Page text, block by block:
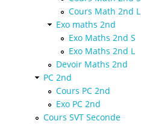
Cours Math 2nd L
Exo maths 2nd
Exo Maths 2nd S
Exo Maths 2nd L
Devoir Maths 2nd
PC 2nd
Cours PC 2nd
Exo PC 2nd
Cours SVT Seconde